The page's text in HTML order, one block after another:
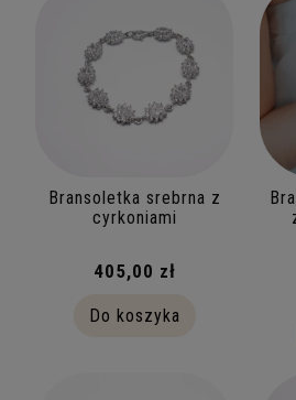
Bransoletka srebrna z
cyrkoniami
405,00 zł
Do koszyka